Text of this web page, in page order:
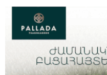
«ՀայաՔվեի»
Չալաբյանի ազատ